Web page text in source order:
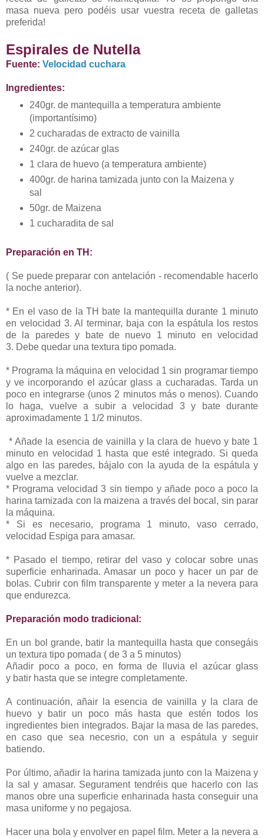
masa nueva pero podéis usar vuestra receta de galletas
preferida!
Espirales de Nutella
Fuente: Velocidad cuchara
Ingredientes:
240gr. de mantequilla a temperatura ambiente
(importantísimo)
2 cucharadas de extracto de vainilla
240gr. de azúcar glas
1 clara de huevo (a temperatura ambiente)
400gr. de harina tamizada junto con la Maizena y
sal
50gr. de Maizena
1 cucharadita de sal
Preparación en TH:
( Se puede preparar con antelación - recomendable hacerlo
la noche anterior).
* En el vaso de la TH bate la mantequilla durante 1 minuto
en velocidad 3. Al terminar, baja con la espátula los restos
de la paredes y bate de nuevo 1 minuto en velocidad
3. Debe quedar una textura tipo pomada.
* Programa la máquina en velocidad 1 sin programar tiempo
y ve incorporando el azúcar glass a cucharadas. Tarda un
poco en integrarse (unos 2 minutos más o menos). Cuando
lo haga, vuelve a subir a velocidad 3 y bate durante
aproximadamente 1 1/2 minutos.
* Añade la esencia de vainilla y la clara de huevo y bate 1
minuto en velocidad 1 hasta que esté integrado. Si queda
algo en las paredes, bájalo con la ayuda de la espátula y
vuelve a mezclar.
* Programa velocidad 3 sin tiempo y añade poco a poco la
harina tamizada con la maizena a través del bocal, sin parar
la máquina.
* Si es necesario, programa 1 minuto, vaso cerrado,
velocidad Espiga para amasar.
* Pasado el tiempo, retirar del vaso y colocar sobre unas
superficie enharinada. Amasar un poco y hacer un par de
bolas. Cubrir con film transparente y meter a la nevera para
que endurezca.
Preparación modo tradicional:
En un bol grande, batir la mantequilla hasta que consegáis
un textura tipo pomada ( de 3 a 5 minutos)
Añadir poco a poco, en forma de lluvia el azúcar glass
y batir hasta que se integre completamente.
A continuación, añair la esencia de vainilla y la clara de
huevo y batir un poco más hasta que estén todos los
ingredientes bien integrados. Bajar la masa de las paredes,
en caso que sea necesrio, con un a espátula y seguir
batiendo.
Por último, añadir la harina tamizada junto con la Maizena y
la sal y amasar. Segurament tendréis que hacerlo con las
manos obre una superficie enharinada hasta conseguir una
masa uniforme y no pegajosa.
Hacer una bola y envolver en papel film. Meter a la nevera a